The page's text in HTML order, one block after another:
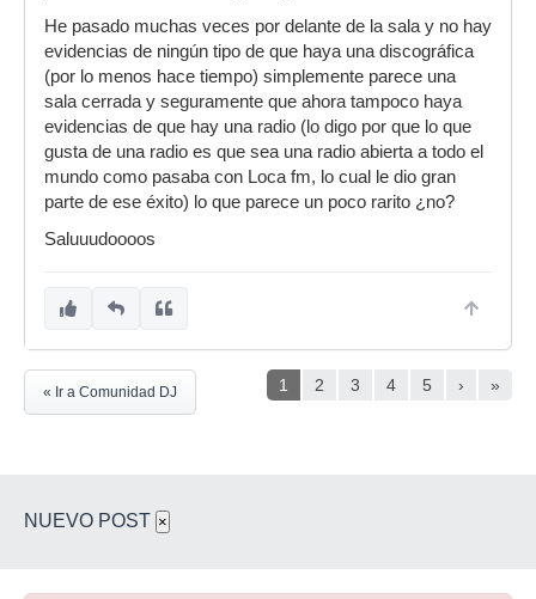
He pasado muchas veces por delante de la sala y no hay
evidencias de ningún tipo de que haya una discográfica
(por lo menos hace tiempo) simplemente parece una
sala cerrada y seguramente que ahora tampoco haya
evidencias de que hay una radio (lo digo por que lo que
gusta de una radio es que sea una radio abierta a todo el
mundo como pasaba con Loca fm, lo cual le dio gran
parte de ese éxito) lo que parece un poco rarito ¿no?
Saluuudoooos
1 2 3 4 5 › »
« Ir a Comunidad DJ
NUEVO POST ×